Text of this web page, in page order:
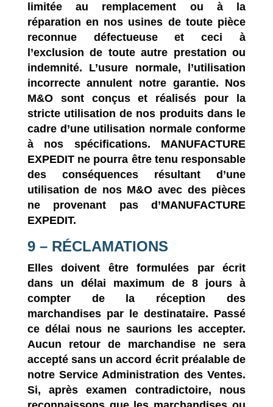
limitée au remplacement ou à la
réparation en nos usines de toute pièce
reconnue défectueuse et ceci à
l’exclusion de toute autre prestation ou
indemnité. L’usure normale, l’utilisation
incorrecte annulent notre garantie. Nos
M&O sont conçus et réalisés pour la
stricte utilisation de nos produits dans le
cadre d’une utilisation normale conforme
à nos spécifications. MANUFACTURE
EXPEDITne pourra être tenu responsable
des conséquences résultant d’une
utilisation de nos M&O avec des pièces
ne provenant pas d’MANUFACTURE
EXPEDIT.
9 – RÉCLAMATIONS
Elles doivent être formulées par écrit
dans un délai maximum de 8 jours à
compter de la réception des
marchandises par le destinataire. Passé
ce délai nous ne saurions les accepter.
Aucun retour de marchandise ne sera
accepté sans un accord écrit préalable de
notre Service Administration des Ventes.
Si, après examen contradictoire, nous